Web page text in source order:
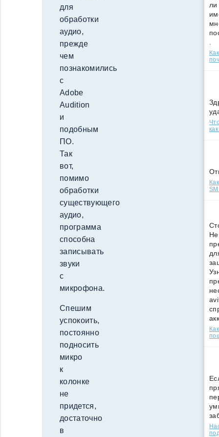
для
обработки
аудио,
прежде
чем
познакомились
с
Adobe
Audition
и
подобным
ПО.
Так
вот,
помимо
обработки
существующего
аудио,
программа
способна
записывать
звуки
с
микрофона.
Спешим
успокоить,
постоянно
подносить
микро
к
колонке
не
придется,
достаточно
в
ли
Не